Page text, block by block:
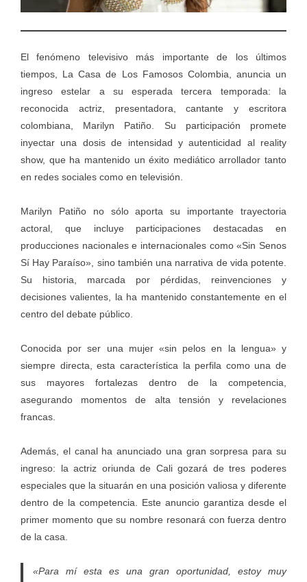
El fenómeno televisivo más importante de los últimos
tiempos, La Casa de Los Famosos Colombia, anuncia un
ingreso estelar a su esperada tercera temporada: la
reconocida actriz, presentadora, cantante y escritora
colombiana, Marilyn Patiño. Su participación promete
inyectar una dosis de intensidad y autenticidad al reality
show, que ha mantenido un éxito mediático arrollador tanto
en redes sociales como en televisión.
Marilyn Patiño no sólo aporta su importante trayectoria
actoral, que incluye participaciones destacadas en
producciones nacionales e internacionales como «Sin Senos
Sí Hay Paraíso», sino también una narrativa de vida potente.
Su historia, marcada por pérdidas, reinvenciones y
decisiones valientes, la ha mantenido constantemente en el
centro del debate público.
Conocida por ser una mujer «sin pelos en la lengua» y
siempre directa, esta característica la perfila como una de
sus mayores fortalezas dentro de la competencia,
asegurando momentos de alta tensión y revelaciones
francas.
Además, el canal ha anunciado una gran sorpresa para su
ingreso: la actriz oriunda de Cali gozará de tres poderes
especiales que la situarán en una posición valiosa y diferente
dentro de la competencia. Este anuncio garantiza desde el
primer momento que su nombre resonará con fuerza dentro
de la casa.
«Para mí esta es una gran oportunidad, estoy muy